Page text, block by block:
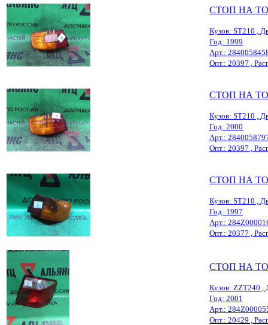
СТОП НА
Кузов: ST210 ,
Год: 1999
Арт.:
Опт.: 20397 ,
СТОП НА
Кузов: ST210 ,
Год: 2000
Арт.:
Опт.: 20397 ,
СТОП НА
Кузов: ST210 ,
Год: 1997
Арт.:
Опт.: 20377 ,
СТОП НА
Кузов: ZZT240 ,
Год: 2001
Арт.:
Опт.: 20429 ,